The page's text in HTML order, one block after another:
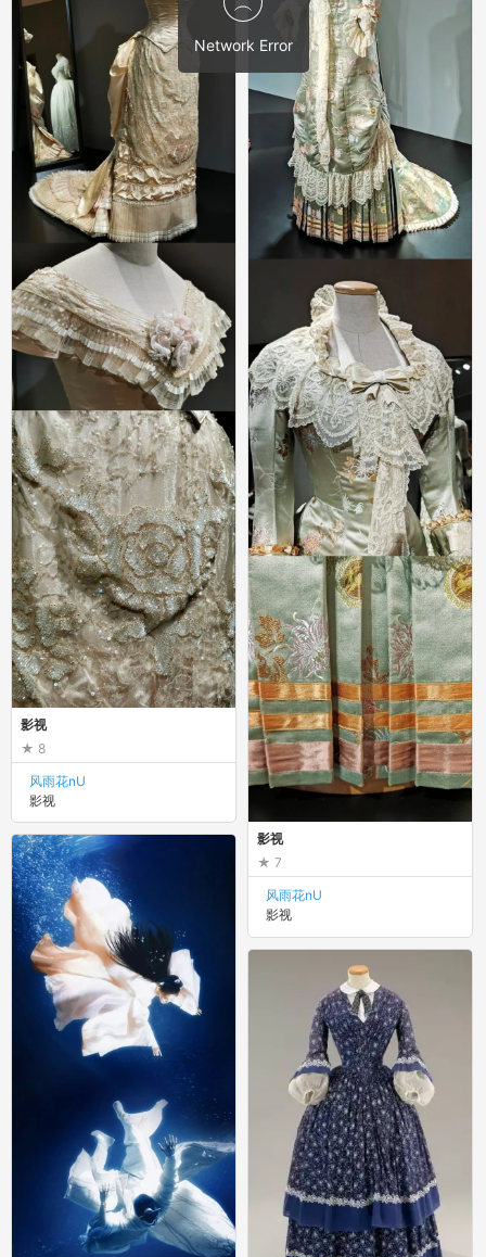
影视
8
风雨花nU
影视
影视
7
风雨花nU
影视
风雨花nU